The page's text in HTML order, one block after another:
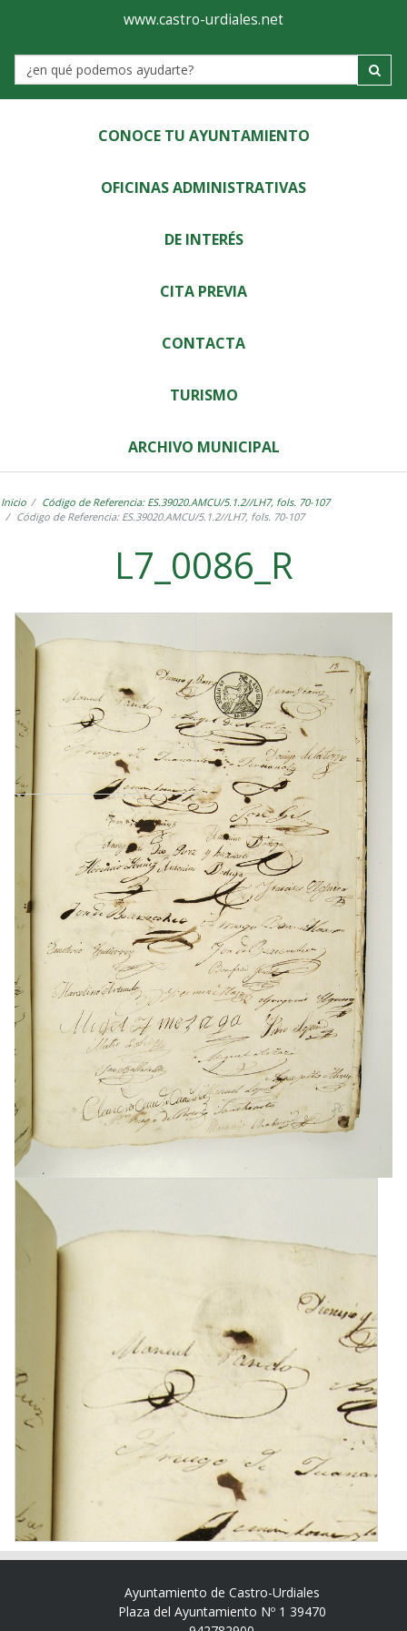
Ayuntamiento
de
Castro-
Urdiales
www.castro-urdiales.net
Label
CONOCE TU AYUNTAMIENTO
OFICINAS ADMINISTRATIVAS
DE INTERÉS
CITA PREVIA
CONTACTA
TURISMO
ARCHIVO MUNICIPAL
Inicio
Código de Referencia: ES.39020.AMCU/5.1.2//LH7, fols. 70-107
Código de Referencia: ES.39020.AMCU/5.1.2//LH7, fols. 70-107
L7_0086_R
Ayuntamiento de Castro-Urdiales
Plaza del Ayuntamiento Nº 1 39470